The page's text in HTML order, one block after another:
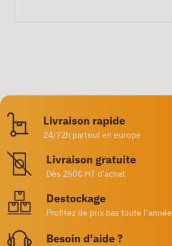
Livraison rapide
24/72h partout en europe
Livraison gratuite
Dès 250€ HT d’achat
Destockage
Profitez de prix bas toute l’année
Besoin d'aide ?